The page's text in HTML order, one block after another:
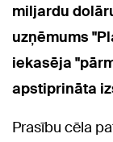
miljardu
uzņēmums
iekasēja
apstiprināta
Prasību cēla